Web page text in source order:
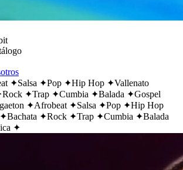
✦Salsa ✦Pop ✦Hip Hop ✦Vallenato
Rock ✦Trap ✦Cumbia ✦Balada ✦Gospel
✦Afrobeat ✦Salsa ✦Pop ✦Hip Hop
✦Bachata ✦Rock ✦Trap ✦Cumbia ✦Balada
✦